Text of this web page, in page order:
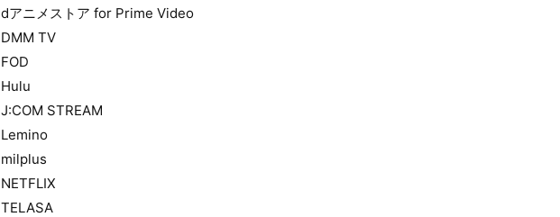
dアニメストア for Prime Video
DMM TV
FOD
Hulu
J:COM STREAM
Lemino
milplus
NETFLIX
TELASA